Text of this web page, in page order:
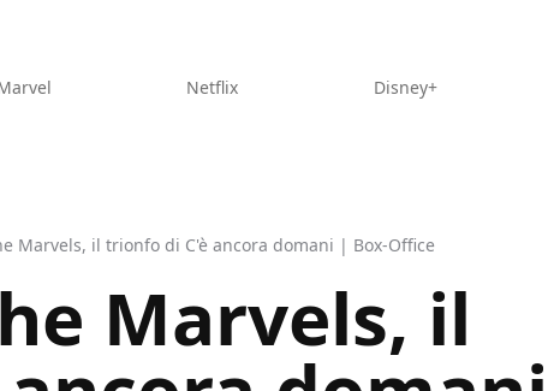
Netflix Disney+
Marvels, il trionfo di C'è ancora domani | Box-Office
Marvels, il